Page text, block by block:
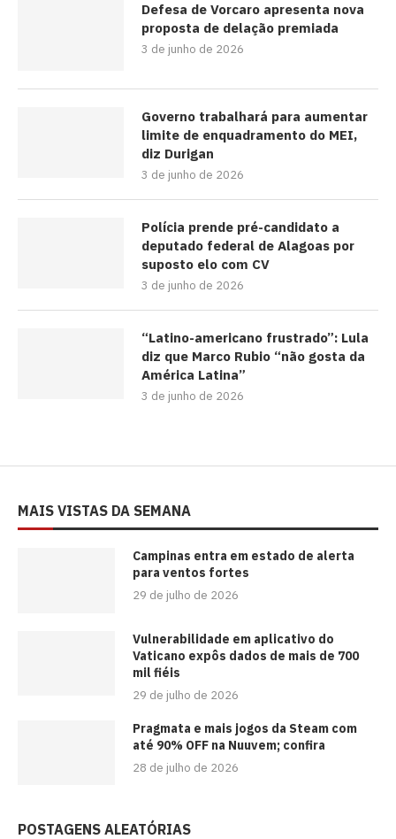
Defesa de Vorcaro apresenta nova
proposta de delação premiada
3 de junho de 2026
Governo trabalhará para aumentar
limite de enquadramento do MEI,
diz Durigan
3 de junho de 2026
Polícia prende pré-candidato a
deputado federal de Alagoas por
suposto elo com CV
3 de junho de 2026
“Latino-americano frustrado”: Lula
diz que Marco Rubio “não gosta da
América Latina”
3 de junho de 2026
MAIS VISTAS DA SEMANA
Campinas entra em estado de alerta
para ventos fortes
29 de julho de 2026
Vulnerabilidade em aplicativo do
Vaticano expôs dados de mais de 700
mil fiéis
29 de julho de 2026
Pragmata e mais jogos da Steam com
até 90% OFF na Nuuvem; confira
28 de julho de 2026
POSTAGENS ALEATÓRIAS